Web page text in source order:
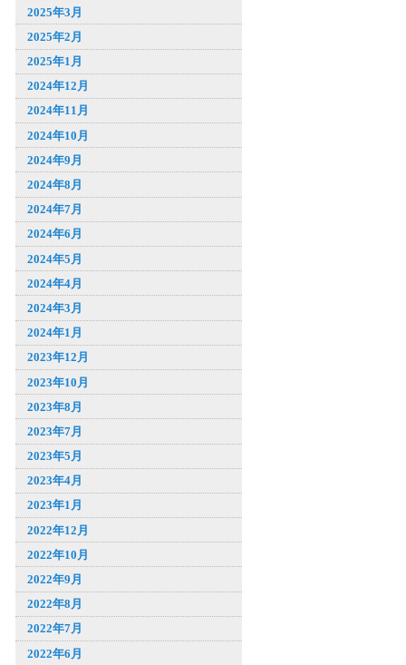
2025年3月
2025年2月
2025年1月
2024年12月
2024年11月
2024年10月
2024年9月
2024年8月
2024年7月
2024年6月
2024年5月
2024年4月
2024年3月
2024年1月
2023年12月
2023年10月
2023年8月
2023年7月
2023年5月
2023年4月
2023年1月
2022年12月
2022年10月
2022年9月
2022年8月
2022年7月
2022年6月